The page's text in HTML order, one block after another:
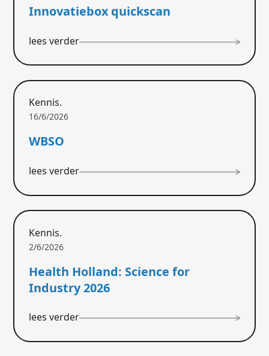
Innovatiebox quickscan
lees verder
Kennis.
16/6/2026
WBSO
lees verder
Kennis.
2/6/2026
Health Holland: Science for
Industry 2026
lees verder